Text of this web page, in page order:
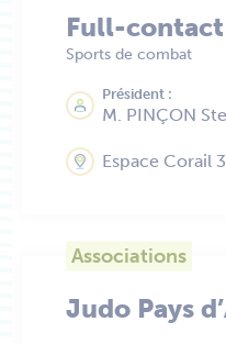
Full-
Sports de combat
Président :
M. PINÇON
Espace Corail
Associations
Judo Pays